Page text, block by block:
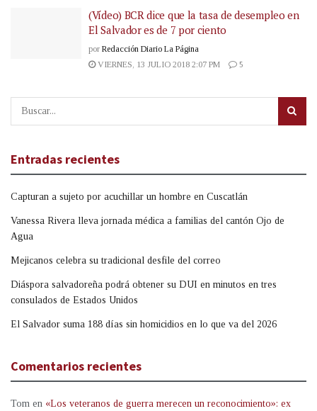
(Vídeo) BCR dice que la tasa de desempleo en
El Salvador es de 7 por ciento
por Redacción Diario La Página
VIERNES, 13 JULIO 2018 2:07 PM
5
Entradas recientes
Capturan a sujeto por acuchillar un hombre en Cuscatlán
Vanessa Rivera lleva jornada médica a familias del cantón Ojo de
Agua
Mejicanos celebra su tradicional desfile del correo
Diáspora salvadoreña podrá obtener su DUI en minutos en tres
consulados de Estados Unidos
El Salvador suma 188 días sin homicidios en lo que va del 2026
Comentarios recientes
Tom en «Los veteranos de guerra merecen un reconocimiento»: ex